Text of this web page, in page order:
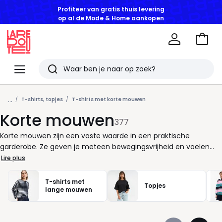
GOEDE DEALS | Tot -50% korting vanaf 2 artikelen*
Menu
Redoute
Zoeken
Laatst
bekeken
artikelen
Naar
... T-shirts, topjes T-shirts met korte mouwen
Korte mouwen377
Korte mouwen zijn een vaste waarde in een praktische
garderobe. Ze geven je meteen bewegingsvrijheid en voelen
licht aan, zonder in te boeten aan uitstraling. Ideaal voor drukke
dagen waarop je vlot wil vertrekken en je toch verzorgd wil
voelen. Een goed stuk met korte mouwen past zich moeiteloos
aan jouw ritme aan. Overdag combineer je het met een jeans
of rok, ’s avonds leg je er makkelijk een vest of jasje over. De snit
Lire plus
T-shirts met
lange mouwen
Topjes